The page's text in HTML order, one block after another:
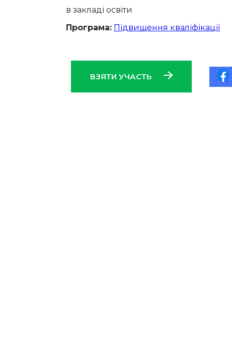
в закладі освіти
Програма: Підвищення кваліфікації
ВЗЯТИ УЧАСТЬ